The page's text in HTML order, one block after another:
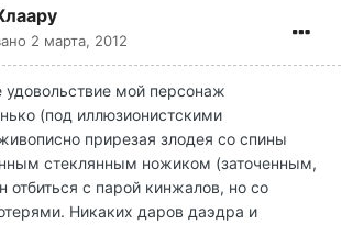
2 марта, 2012
мой персонаж
(под иллюзионистскими
прирезая злодея со спины
стеклянным ножиком (заточенным,
отбиться с парой кинжалов, но со
Никаких даров даэдра и